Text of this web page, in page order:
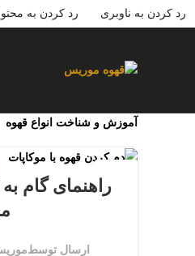
رد کردن به ناوبری رد کردن به
آموزش و شناخت انواع قهوه
خردادراهنمای گام
ارسال توسط